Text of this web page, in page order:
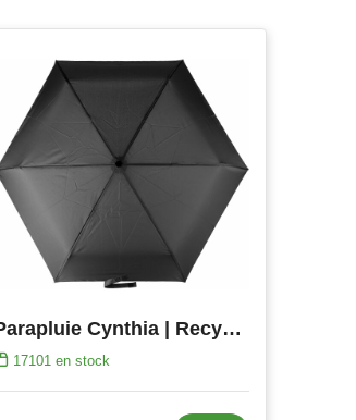
Parapluie Cynthia | Recyclé
17101 en stock